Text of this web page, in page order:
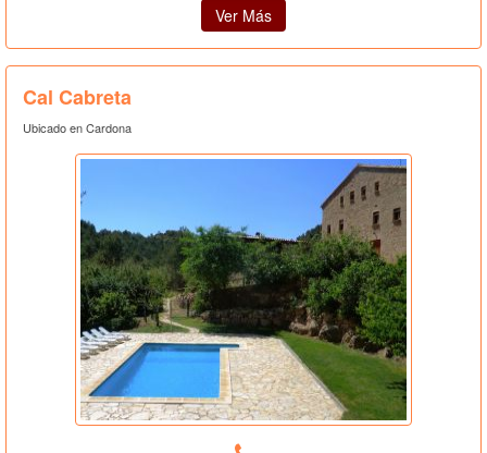
Ver Más
Cal Cabreta
Ubicado en Cardona